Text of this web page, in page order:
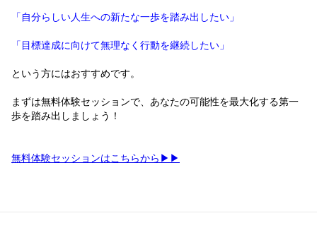
「自分らしい人生への新たな一歩を踏み出したい」
「目標達成に向けて無理なく行動を継続したい」
という方にはおすすめです。
まずは無料体験セッションで、あなたの可能性を最大化する第一
歩を踏み出しましょう！
無料体験セッションはこちらから▶▶